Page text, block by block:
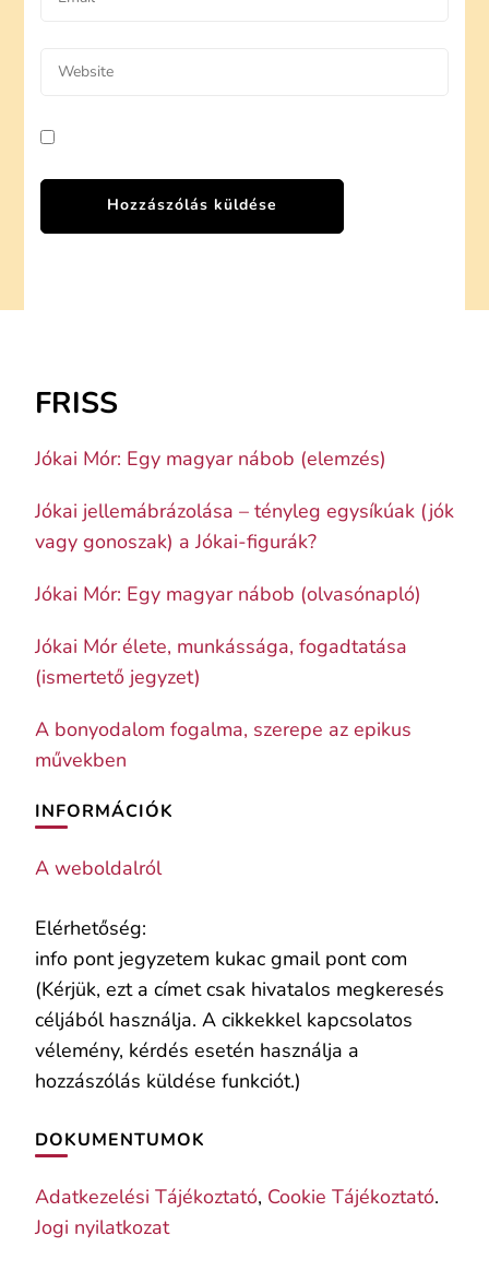
FRISS
Jókai Mór: Egy magyar nábob (elemzés)
Jókai jellemábrázolása – tényleg egysíkúak (jók
vagy gonoszak) a Jókai-figurák?
Jókai Mór: Egy magyar nábob (olvasónapló)
Jókai Mór élete, munkássága, fogadtatása
(ismertető jegyzet)
A bonyodalom fogalma, szerepe az epikus
művekben
INFORMÁCIÓK
A weboldalról
Elérhetőség:
info pont jegyzetem kukac gmail pont com
(Kérjük, ezt a címet csak hivatalos megkeresés
céljából használja. A cikkekkel kapcsolatos
vélemény, kérdés esetén használja a
hozzászólás küldése funkciót.)
DOKUMENTUMOK
Adatkezelési Tájékoztató, Cookie Tájékoztató.
Jogi nyilatkozat